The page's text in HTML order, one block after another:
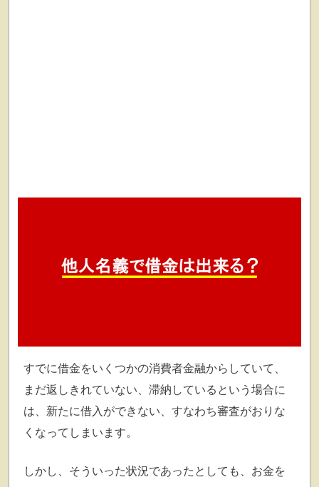
すでに借金をいくつかの消費者金融からしていて、
まだ返しきれていない、滞納しているという場合に
は、新たに借入ができない、すなわち審査がおりな
くなってしまいます。
しかし、そういった状況であったとしても、お金を